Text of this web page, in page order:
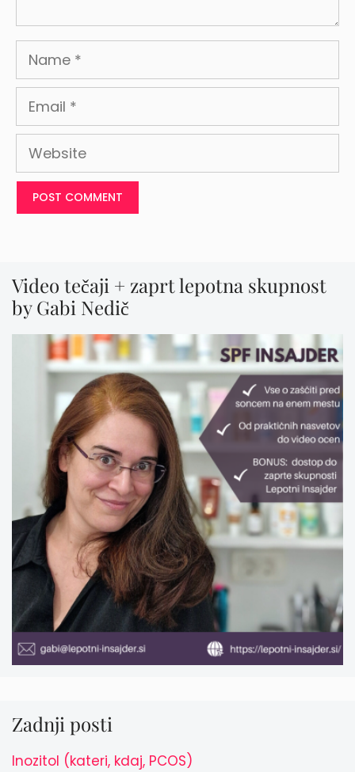
Name
Email
Website
Video tečaji + zaprt lepotna skupnost
by Gabi Nedič
Zadnji posti
Inozitol (kateri, kdaj, PCOS)